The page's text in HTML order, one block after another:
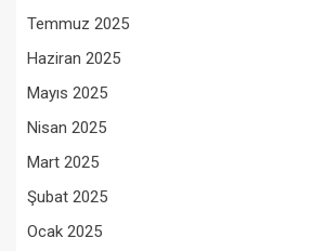
Temmuz 2025
Haziran 2025
Mayıs 2025
Nisan 2025
Mart 2025
Şubat 2025
Ocak 2025